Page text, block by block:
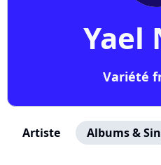
Yael
Variété
Artiste Albums &